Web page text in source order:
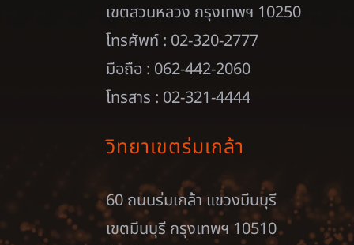
เขตสวนหลวง กรุงเทพฯ 10250
โทรศัพท์ : 02-320-2777
มือถือ : 062-442-2060
โทรสาร : 02-321-4444
วิทยาเขตร่มเกล้า
60 ถนนร่มเกล้า แขวงมีนบุรี
เขตมีนบุรี กรุงเทพฯ 10510